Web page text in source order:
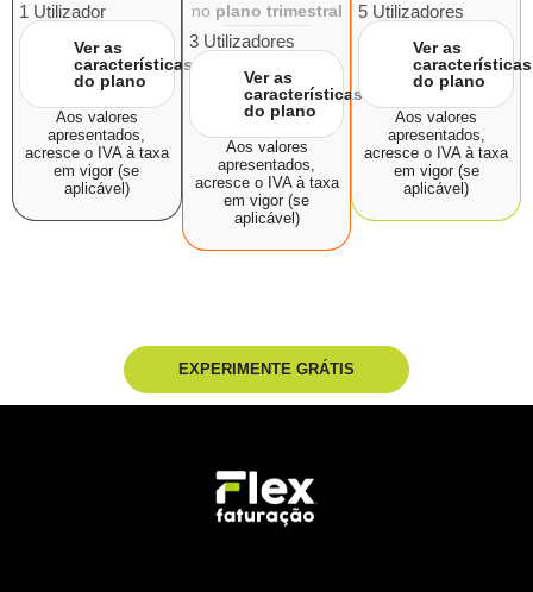
1 Utilizador
Ver as
características
do plano
Aos valores
apresentados,
acresce o IVA à taxa
em vigor (se
aplicável)
no plano trimestral
3 Utilizadores
Ver as
características
do plano
Aos valores
apresentados,
acresce o IVA à taxa
em vigor (se
aplicável)
5 Utilizadores
Ver as
características
do plano
Aos valores
apresentados,
acresce o IVA à taxa
em vigor (se
aplicável)
EXPERIMENTE GRÁTIS